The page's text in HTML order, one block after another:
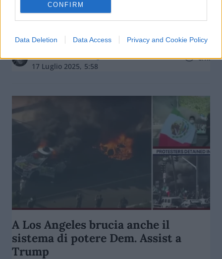
CONFIRM
Data Deletion Data Access Privacy and Cookie Policy
“Non voglio morire”: il grido di un
diAntonella Gramigna
17 Luglio 2025, 5:58
6.1k
A Los Angeles brucia anche il
sistema di potere Dem. Assist a
Trump